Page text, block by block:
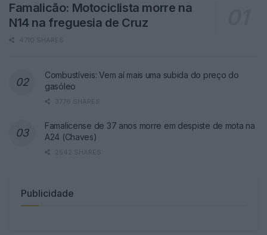
Famalicão: Motociclista morre na
N14 na freguesia de Cruz
4710 SHARES
Combustíveis: Vem aí mais uma subida do preço do
gasóleo
3776 SHARES
Famalicense de 37 anos morre em despiste de mota na
A24 (Chaves)
2542 SHARES
Publicidade